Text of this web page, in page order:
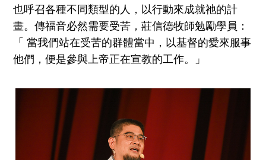
也呼召各種不同類型的人，以行動來成就祂的計
畫。傳福音必然需要受苦，莊信德牧師勉勵學員：
「 當我們站在受苦的群體當中，以基督的愛來服事
他們，便是參與上帝正在宣教的工作。」